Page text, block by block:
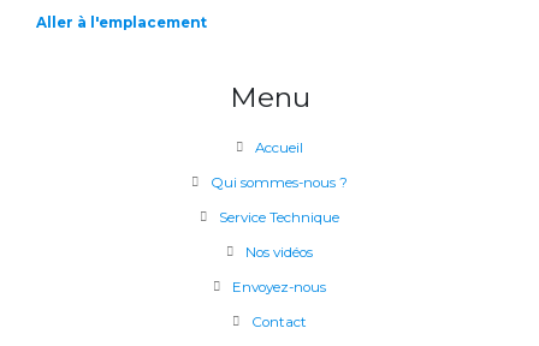
Aller à l'emplacement
Menu
Accueil
Qui sommes-nous ?
Service Technique
Nos vidéos
Envoyez-nous
Contact